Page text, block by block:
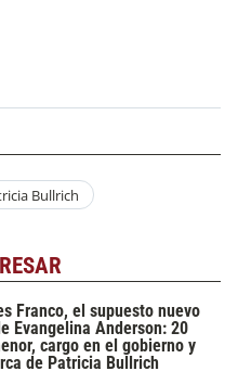
Bullrich
Franco, el supuesto nuevo
Evangelina Anderson: 20
cargo en el gobierno y
de Patricia Bullrich